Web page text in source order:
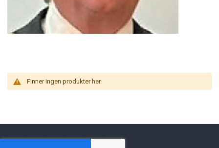
Finner ingen produkter her.